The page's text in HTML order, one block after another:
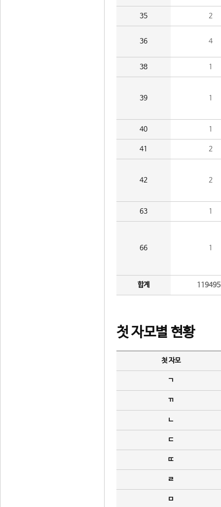
35 2
36 4
38 1
39 1
40 1
41 2
42 2
63 1
66 1
합계
첫 자모별 현황
첫 자모
ㄱ
ㄲ
ㄴ
ㄷ
ㄸ
ㄹ
ㅁ